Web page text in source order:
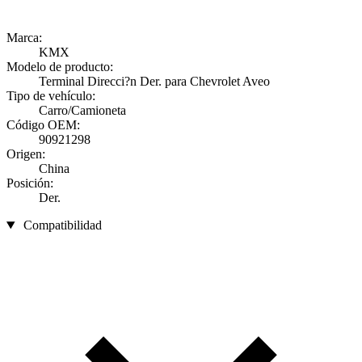
Marca:
KMX
Modelo de producto:
Terminal Direcci?n Der. para Chevrolet Aveo
Tipo de vehículo:
Carro/Camioneta
Código OEM:
90921298
Origen:
China
Posición:
Der.
Compatibilidad